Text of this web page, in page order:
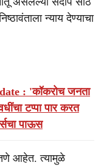
न्याय देण्याचा
: 'कॉकरोच जनता
टप्पा पार करत
पाऊस
आहेत. त्यामुळे